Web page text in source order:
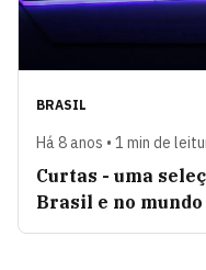
BRASIL
Há 8 anos • 1 min de
Curtas - uma
Brasil e no mundo